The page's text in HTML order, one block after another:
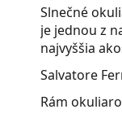
Slnečné
je jednou z
najvyššia
Salvatore
Rám